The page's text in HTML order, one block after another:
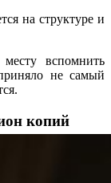
на структуре и
вспомнить
не самый
копий